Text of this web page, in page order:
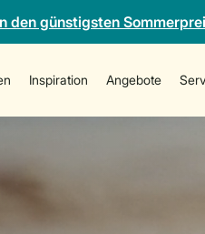
den günstigsten
Inspiration Angebote